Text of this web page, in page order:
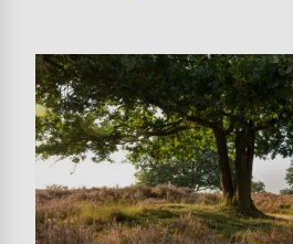
Image